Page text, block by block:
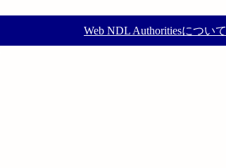
Web NDL Authoritiesについて